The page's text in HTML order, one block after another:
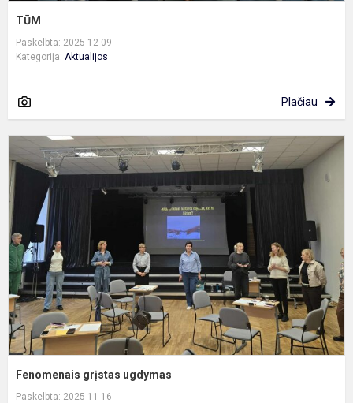
TŪM
Paskelbta: 2025-12-09
Kategorija: Aktualijos
Plačiau
Fenomenais grįstas ugdymas
Paskelbta: 2025-11-16